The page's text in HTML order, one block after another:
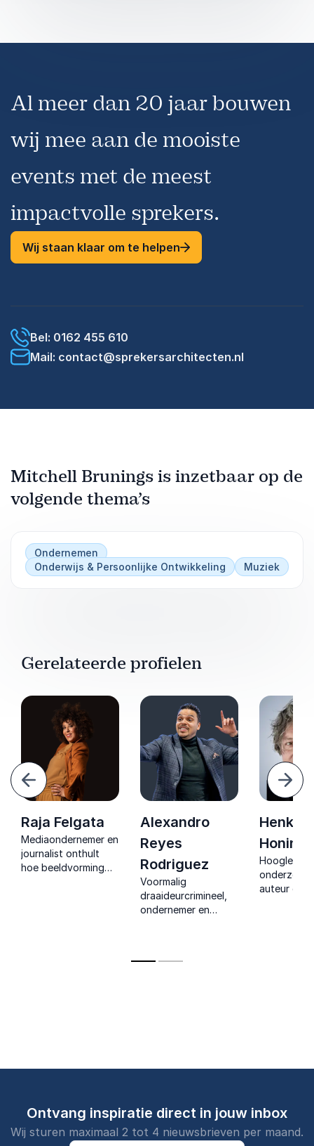
effectievere communicatie en een gezamenlijke
Al meer dan 20 jaar bouwen
wij mee aan de mooiste
events met de meest
impactvolle sprekers.
Wij staan klaar om te helpen
Bel: 0162 455 610
Mail: contact@sprekersarchitecten.nl
Mitchell Brunings is inzetbaar op de
volgende thema’s
Ondernemen
Onderwijs & Persoonlijke Ontwikkeling
Muziek
Gerelateerde profielen
Raja Felgata
Mediaondernemer en
journalist onthult
hoe beeldvorming
Alexandro
Reyes
Rodriguez
Voormalig
draaideurcrimineel,
ondernemer en
verandering en
Henkjan
Honing
Hoogleraar,
auteur die
Ontvang inspiratie direct in jouw inbox
Wij sturen maximaal 2 tot 4 nieuwsbrieven per maand.